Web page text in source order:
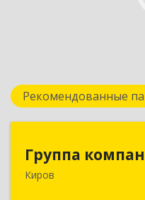
Рекомендованные
Группа
Киров610017,